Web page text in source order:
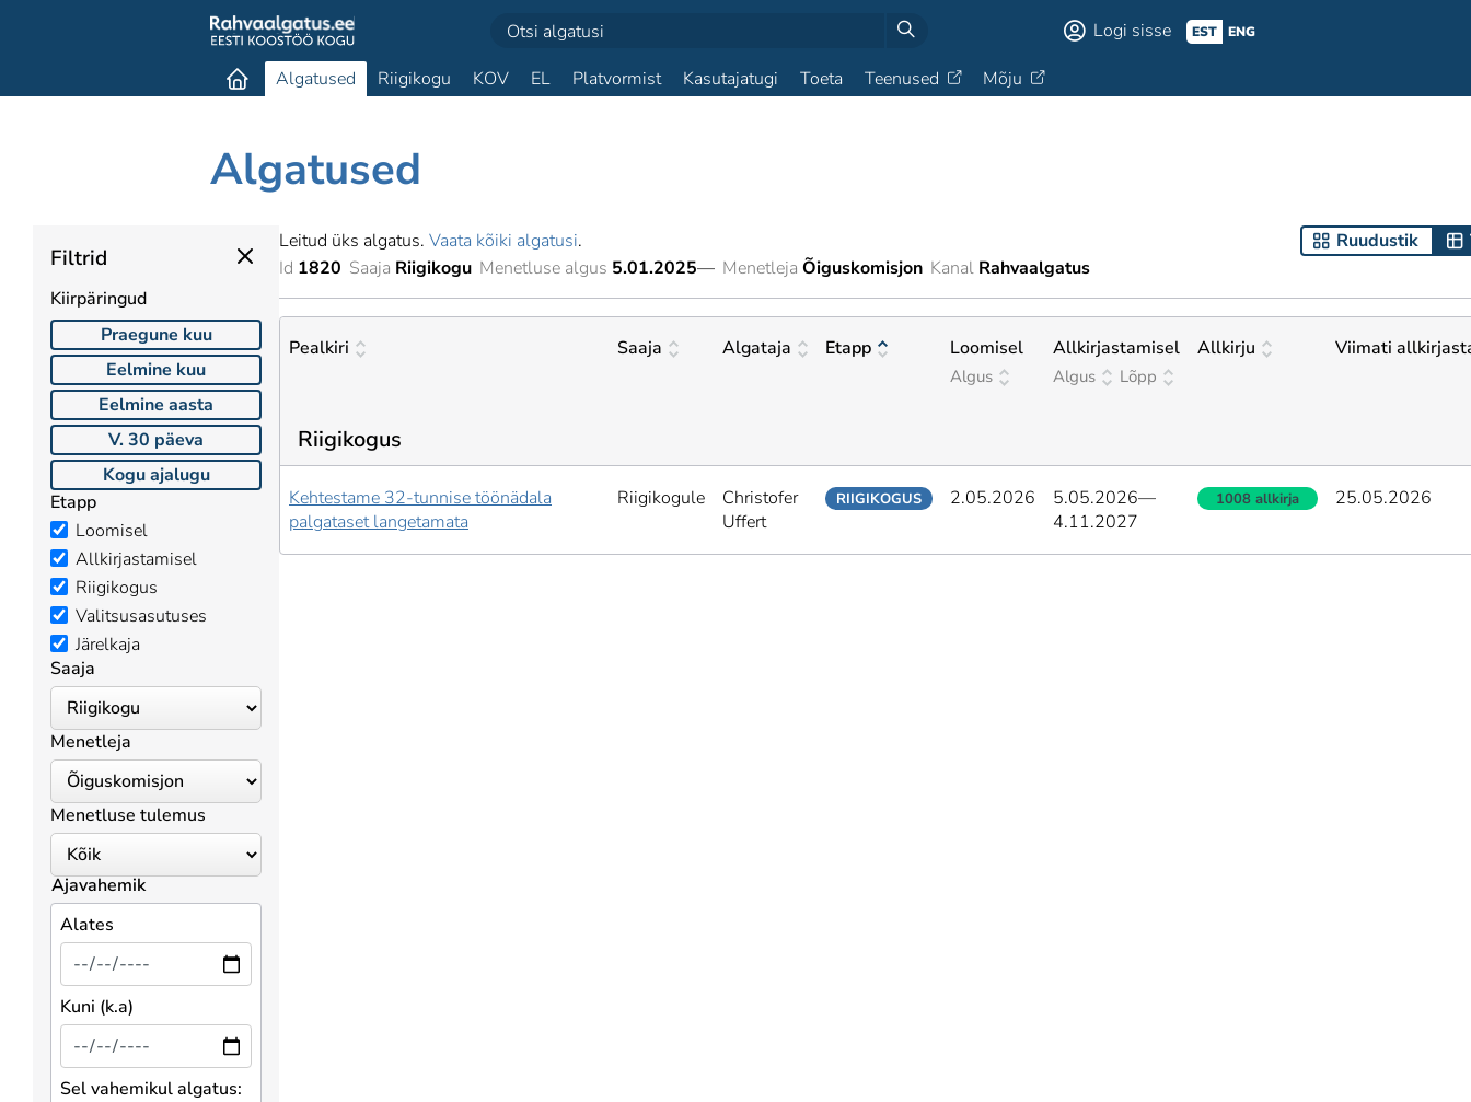
Logi sisse EST ENG
Algatused Riigikogu KOV EL Platvormist Kasutajatugi Toeta Teenused Mõju
Algatused
Filtrid
Kiirpäringud
Praegune kuu
Eelmine kuu
Eelmine aasta
V. 30 päeva
Kogu ajalugu
Etapp
Loomisel
Allkirjastamisel
Riigikogus
Valitsusasutuses
Järelkaja
Saaja
Menetleja
Menetluse tulemus
Ajavahemik
Alates
Kuni (k.a)
Sel vahemikul algatus:
Leitud üks algatus. Vaata kõiki algatusi. Ruudustik
Id 1820 Saaja Riigikogu Menetluse algus 5.01.2025— Menetleja Õiguskomisjon Kanal Rahvaalgatus
Pealkiri Saaja Algataja Etapp Loomisel
Algus
Allkirjastamisel
Algus Lõpp
Allkirju Viimati
Riigikogus
Kehtestame 32-tunnise töönädala
palgataset langetamata
Riigikogule
Christofer
Uffert
RIIGIKOGUS 2.05.2026 5.05.2026—
4.11.2027
1008 allkirja 25.05.2026